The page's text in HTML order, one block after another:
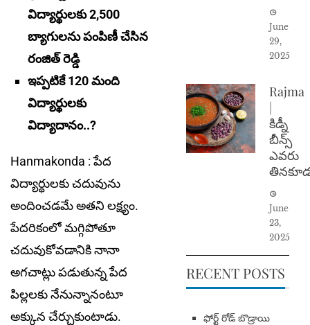
విద్యార్థులకు 2,500
బ్యాగులను పంపిణీ చేసిన
రంజిత్ రెడ్డి
ఇప్పటికే 120 మంది
విద్యార్థులకు
విద్యాదానం..?
Hanmakonda : పేద
విద్యార్థులకు చదువును
అందించడమే అతని లక్ష్యం.
పేదరికంలో మగ్గిపోతూ
చదువుకోవడానికి నానా
అగచాట్లు పడుతున్న పేద
పిల్లలకు నేనున్నానంటూ
అక్కున చేర్చుకుంటాడు.
June
29,
2025
Rajma
|
కిడ్నీ
బీన్స్
ఎవరు
June
23,
2025
RECENT POSTS
​ఫోర్ట్ రోడ్ బొడ్రాయి